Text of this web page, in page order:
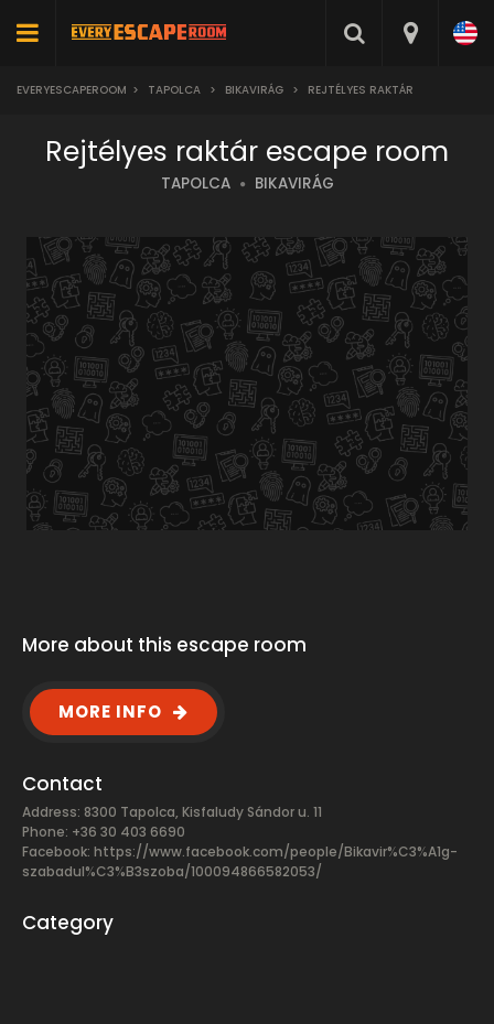
EVERYESCAPEROOM > TAPOLCA > BIKAVIRÁG > REJTÉLYES RAKTÁR
Rejtélyes raktár escape room
TAPOLCA BIKAVIRÁG
More about this escape room
MORE INFO
Contact
Address: 8300 Tapolca, Kisfaludy Sándor u. 11
Phone: +36 30 403 6690
Facebook: https://www.facebook.com/people/Bikavir%C3%A1g-
szabadul%C3%B3szoba/100094866582053/
Category